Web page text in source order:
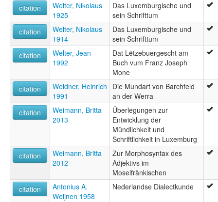
citation
Welter, Nikolaus
1925
Das Luxemburgische und
sein Schrifttum
citation
Welter, Nikolaus
1914
Das Luxemburgische und
sein Schrifttum
citation
Welter, Jean
1992
Dat Lëtzebuergescht am
Buch vum Franz Joseph
Mone
citation
Weldner, Heinrich
1991
Die Mundart von Barchfeld
an der Werra
citation
Weimann, Britta
2013
Überlegungen zur
Entwicklung der
Mündlichkeit und
Schriftlichkeit in Luxemburg
citation
Weimann, Britta
2012
Zur Morphosyntax des
Adjektivs im
Moselfränkischen
citation
Antonius A.
Weijnen 1958
Nederlandse Dialectkunde